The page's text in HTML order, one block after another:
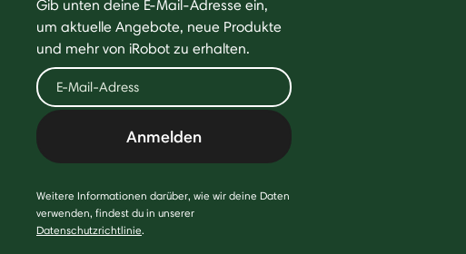
Gib unten deine E-Mail-Adresse ein,
um aktuelle Angebote, neue Produkte
und mehr von iRobot zu erhalten.
Anmelden
Weitere Informationen darüber, wie wir deine Daten
verwenden, findest du in unserer
Datenschutzrichtlinie.